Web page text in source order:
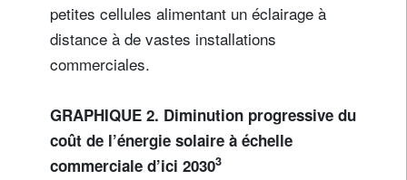
petites cellules alimentant un éclairage à
distance à de vastes installations
commerciales.
GRAPHIQUE 2. Diminution progressive du
coût de l’énergie solaire à échelle
commerciale d’ici 20303